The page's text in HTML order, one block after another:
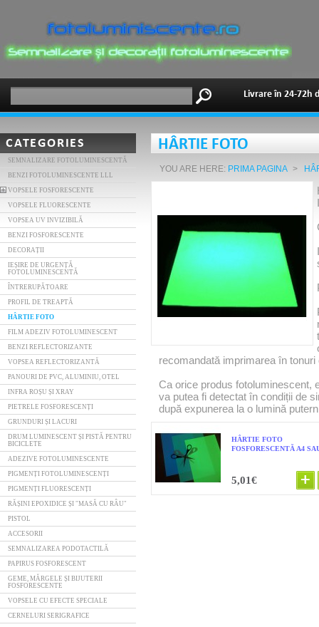
Livrare în 24-72h
CATEGORIES
SEMNALIZARE FOTOLUMINESCENTĂ
BENZI FOTOLUMINESCENTE LLL
VOPSELE FOSFORESCENTE
VOPSELE FLUORESCENTE
VOPSEA UV INVIZIBILĂ
BENZI FOSFORESCENTE
DECORAȚII
IEȘIRE DE URGENȚĂ
FOTOLUMINESCENTĂ
ÎNTRERUPĂTOARE
PROFIL DE TREAPTĂ
HÂRTIE FOTO
FILM ADEZIV FOTOLUMINESCENT
BENZI REFLECTORIZANTE
VOPSEA REFLECTORIZANTĂ
PANOURI DE PVC, ALUMINIU, OTEL
INFRA ROȘU ȘI XRAY
PIETRELE FOSFORESCENȚI
GRUNDURI ȘI LACURI
DRUM LUMINESCENT ȘI PISTĂ PENTRU
BICICLETE
ADEZIVE FOTOLUMINESCENTE
PIGMENȚI FOTOLUMINESCENȚI
PIGMENȚI FLUORESCENȚI
RĂȘINI EPOXIDICE ȘI "MASĂ CU RÂU"
PISTOL
ACCESORII
SEMNALIZAREA PODOTACTILĂ
PAPIRUS FOSFORESCENT
GEME, MĂRGELE ȘI BIJUTERII
FOSFORESCENTE
VOPSELE CU EFECTE SPECIALE
CERNELURI SERIGRAFICE
HÂRTIE FOTO
YOU ARE HERE: PRIMA PAGINA >
recomandată imprimarea în tonuri
Ca orice produs fotoluminescent,
va putea fi detectat în condiții de
după expunerea la o lumină
HÂRTIE FOTO
FOSFORESCENTĂ A4
5,01€